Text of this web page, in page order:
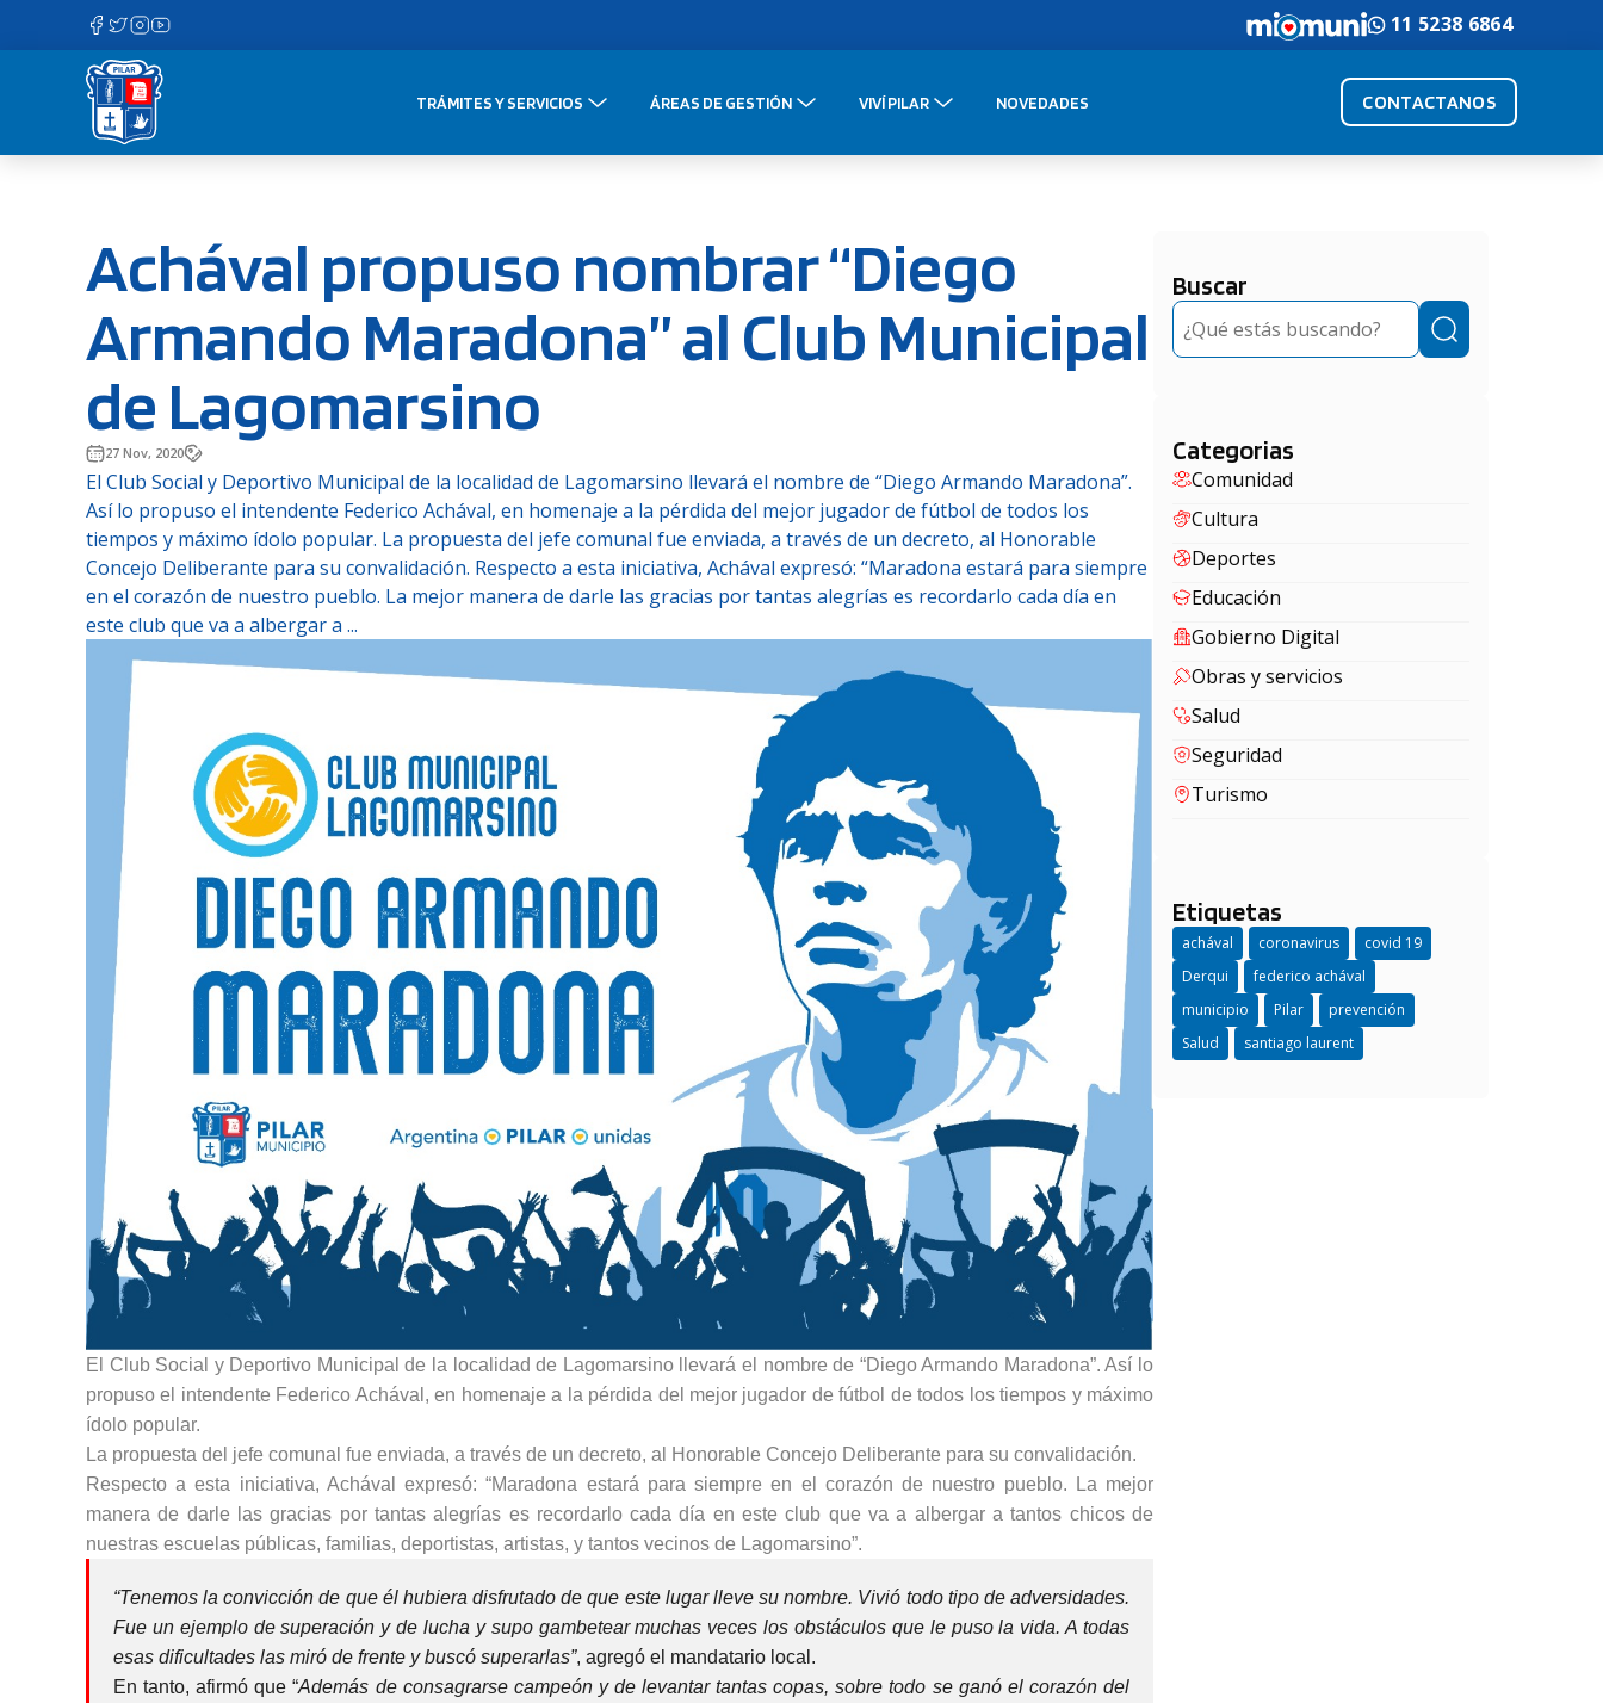
contenido
11 5238 6864
TRÁMITES Y SERVICIOS ÁREAS DE GESTIÓN VIVÍ PILAR NOVEDADES CONTACTANOS
Achával propuso nombrar “Diego
Armando Maradona” al Club Municipal
de Lagomarsino
27 Nov, 2020
El Club Social y Deportivo Municipal de la localidad de Lagomarsino llevará el nombre de “Diego Armando Maradona”.
Así lo propuso el intendente Federico Achával, en homenaje a la pérdida del mejor jugador de fútbol de todos los
tiempos y máximo ídolo popular. La propuesta del jefe comunal fue enviada, a través de un decreto, al Honorable
Concejo Deliberante para su convalidación. Respecto a esta iniciativa, Achával expresó: “Maradona estará para siempre
en el corazón de nuestro pueblo. La mejor manera de darle las gracias por tantas alegrías es recordarlo cada día en
este club que va a albergar a ...
El Club Social y Deportivo Municipal de la localidad de Lagomarsino llevará el nombre de “Diego Armando Maradona”. Así lo
propuso el intendente Federico Achával, en homenaje a la pérdida del mejor jugador de fútbol de todos los tiempos y máximo
ídolo popular.
La propuesta del jefe comunal fue enviada, a través de un decreto, al Honorable Concejo Deliberante para su convalidación.
Respecto a esta iniciativa, Achával expresó: “Maradona estará para siempre en el corazón de nuestro pueblo. La mejor
manera de darle las gracias por tantas alegrías es recordarlo cada día en este club que va a albergar a tantos chicos de
nuestras escuelas públicas, familias, deportistas, artistas, y tantos vecinos de Lagomarsino”.
“Tenemos la convicción de que él hubiera disfrutado de que este lugar lleve su nombre. Vivió todo tipo de adversidades.
Fue un ejemplo de superación y de lucha y supo gambetear muchas veces los obstáculos que le puso la vida. A todas
esas dificultades las miró de frente y buscó superarlas”, agregó el mandatario local.
En tanto, afirmó que “Además de consagrarse campeón y de levantar tantas copas, sobre todo se ganó el corazón del
Buscar
Buscar
Categorias
Comunidad
Cultura
Deportes
Educación
Gobierno Digital
Obras y servicios
Salud
Seguridad
Turismo
Etiquetas
achával coronavirus
covid 19
Derqui
federico achával
municipio
Pilar
prevención
Salud
santiago laurent